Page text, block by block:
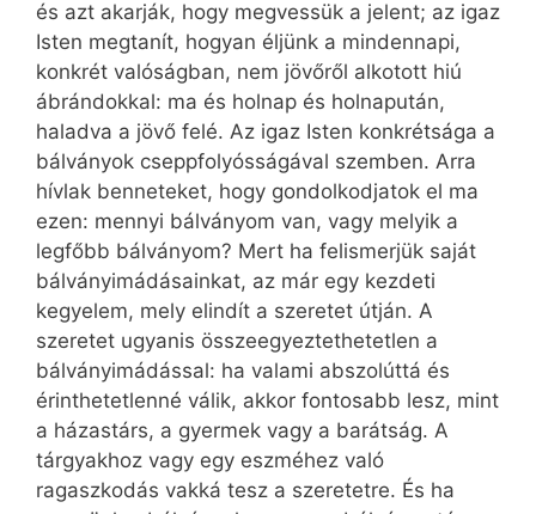
és azt akarják, hogy megvessük a jelent; az igaz
Isten megtanít, hogyan éljünk a mindennapi,
konkrét valóságban, nem jövőről alkotott hiú
ábrándokkal: ma és holnap és holnapután,
haladva a jövő felé. Az igaz Isten konkrétsága a
bálványok cseppfolyósságával szemben. Arra
hívlak benneteket, hogy gondolkodjatok el ma
ezen: mennyi bálványom van, vagy melyik a
legfőbb bálványom? Mert ha felismerjük saját
bálványimádásainkat, az már egy kezdeti
kegyelem, mely elindít a szeretet útján. A
szeretet ugyanis összeegyeztethetetlen a
bálványimádással: ha valami abszolúttá és
érinthetetlenné válik, akkor fontosabb lesz, mint
a házastárs, a gyermek vagy a barátság. A
tárgyakhoz vagy egy eszméhez való
ragaszkodás vakká tesz a szeretetre. És ha